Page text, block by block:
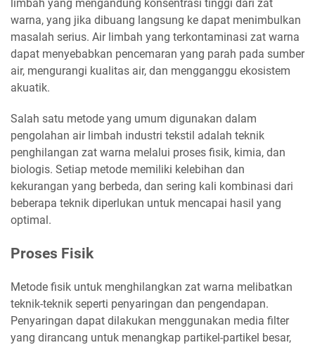
limbah yang mengandung konsentrasi tinggi dari zat
warna, yang jika dibuang langsung ke dapat menimbulkan
masalah serius. Air limbah yang terkontaminasi zat warna
dapat menyebabkan pencemaran yang parah pada sumber
air, mengurangi kualitas air, dan mengganggu ekosistem
akuatik.
Salah satu metode yang umum digunakan dalam
pengolahan air limbah industri tekstil adalah teknik
penghilangan zat warna melalui proses fisik, kimia, dan
biologis. Setiap metode memiliki kelebihan dan
kekurangan yang berbeda, dan sering kali kombinasi dari
beberapa teknik diperlukan untuk mencapai hasil yang
optimal.
Proses Fisik
Metode fisik untuk menghilangkan zat warna melibatkan
teknik-teknik seperti penyaringan dan pengendapan.
Penyaringan dapat dilakukan menggunakan media filter
yang dirancang untuk menangkap partikel-partikel besar,